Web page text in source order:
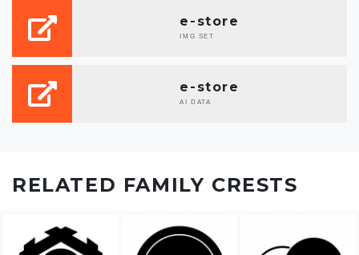
e-store
IMG SET
e-store
AI DATA
RELATED FAMILY CRESTS